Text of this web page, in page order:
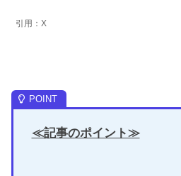
引用：X
≪記事のポイント≫